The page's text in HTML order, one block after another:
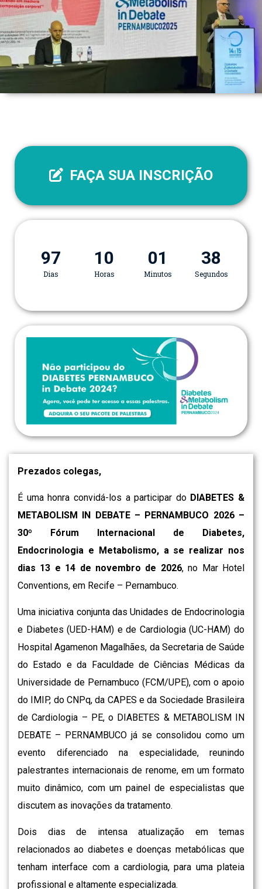
FAÇA SUA INSCRIÇÃO
97
Dias
10
Horas
01
Minutos
38
Segundos
Prezados colegas,
É uma honra convidá-los a participar doDIABETES &
METABOLISM IN DEBATE – PERNAMBUCO 2026 –
30º Fórum Internacional de Diabetes,
Endocrinologia e Metabolismo, a se realizar nos
dias 13 e 14 de novembro de 2026, no Mar Hotel
Conventions, em Recife – Pernambuco.
Uma iniciativa conjunta das Unidades de Endocrinologia
e Diabetes (UED-HAM) e de Cardiologia (UC-HAM) do
Hospital Agamenon Magalhães, da Secretaria de Saúde
do Estado e da Faculdade de Ciências Médicas da
Universidade de Pernambuco (FCM/UPE), com o apoio
do IMIP, do CNPq, da CAPES e da Sociedade Brasileira
de Cardiologia – PE, o DIABETES & METABOLISM IN
DEBATE – PERNAMBUCO já se consolidou como um
evento diferenciado na especialidade, reunindo
palestrantes internacionais de renome, em um formato
muito dinâmico, com um painel de especialistas que
discutem as inovações da tratamento.
Dois dias de intensa atualização em temas
relacionados ao diabetes e doenças metabólicas que
tenham interface com a cardiologia, para uma plateia
profissional e altamente especializada.